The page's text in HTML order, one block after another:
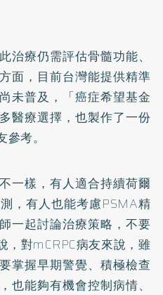
治療仍需評估骨髓功能、
面，目前台灣能提供精準
未普及，「癌症希望基金
醫療選擇，也製作了一份
考。
一樣，有人適合持續荷爾
，有人也能考慮PSMA精
一起討論治療策略，不要
，對mCRPC病友來說，雖
掌握早期警覺、積極檢查
也能夠有機會控制病情、